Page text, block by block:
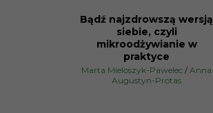
Bądź najzdrowszą wersją
siebie, czyli
mikroodżywianie w
praktyce
Marta Mieloszyk-Pawelec / Anna
Augustyn-Protas